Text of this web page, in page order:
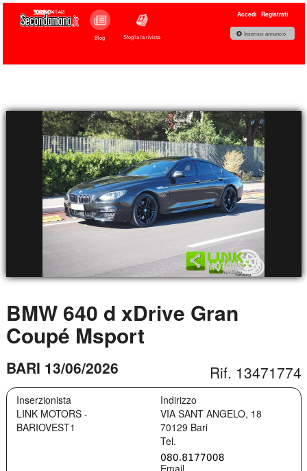
Blog Sfoglia la rivista
Accedi Registrati
Inserisci annuncio
BMW 640 d xDrive Gran
Coupé Msport
BARI 13/06/2026 Rif. 13471774
Inserzionista
LINK MOTORS -
BARIOVEST1
Indirizzo
VIA SANT ANGELO, 18
70129 Bari